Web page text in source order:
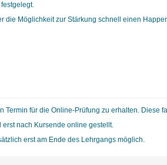
die Möglichkeit zur Stärkung schnell einen
Termin für die Online-Prüfung zu erhalten. Diese
nach Kursende online gestellt.
erst am Ende des Lehrgangs möglich.